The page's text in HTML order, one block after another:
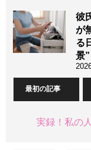
彼
が
る
景
最初の記事
実録！私の